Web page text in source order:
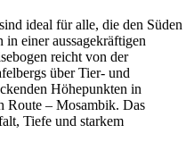
sind ideal für alle, die den Süden
einer aussagekräftigen
reicht von der
über Tier- und
Höhepunkten in
Route – Mosambik. Das
Tiefe und starkem